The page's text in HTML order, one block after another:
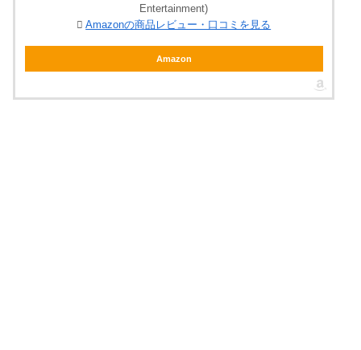
Entertainment)
Amazonの商品レビュー・口コミを見る
Amazon